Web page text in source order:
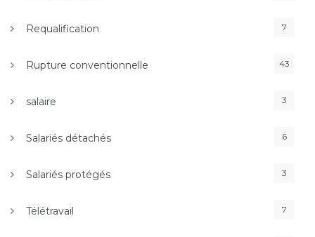
Requalification 7
Rupture conventionnelle 43
salaire 3
Salariés détachés 6
Salariés protégés 3
Télétravail 7